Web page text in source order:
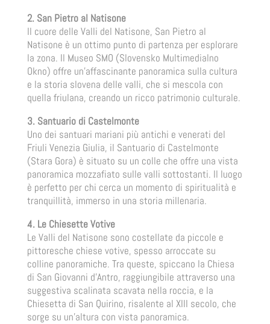
2. San Pietro al Natisone
Il cuore delle Valli del Natisone, San Pietro al
Natisone è un ottimo punto di partenza per esplorare
la zona. Il Museo SMO (Slovensko Multimedialno
Okno) offre un’affascinante panoramica sulla cultura
e la storia slovena delle valli, che si mescola con
quella friulana, creando un ricco patrimonio culturale.
3. Santuario di Castelmonte
Uno dei santuari mariani più antichi e venerati del
Friuli Venezia Giulia, il Santuario di Castelmonte
(Stara Gora) è situato su un colle che offre una vista
panoramica mozzafiato sulle valli sottostanti. Il luogo
è perfetto per chi cerca un momento di spiritualità e
tranquillità, immerso in una storia millenaria.
4. Le Chiesette Votive
Le Valli del Natisone sono costellate da piccole e
pittoresche chiese votive, spesso arroccate su
colline panoramiche. Tra queste, spiccano la Chiesa
di San Giovanni d’Antro, raggiungibile attraverso una
suggestiva scalinata scavata nella roccia, e la
Chiesetta di San Quirino, risalente al XIII secolo, che
sorge su un’altura con vista panoramica.